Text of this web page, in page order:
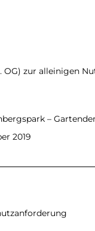
OG) zur alleinigen
–
2019